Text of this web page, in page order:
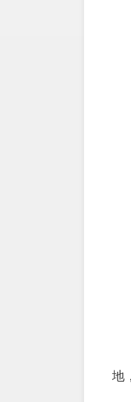
地